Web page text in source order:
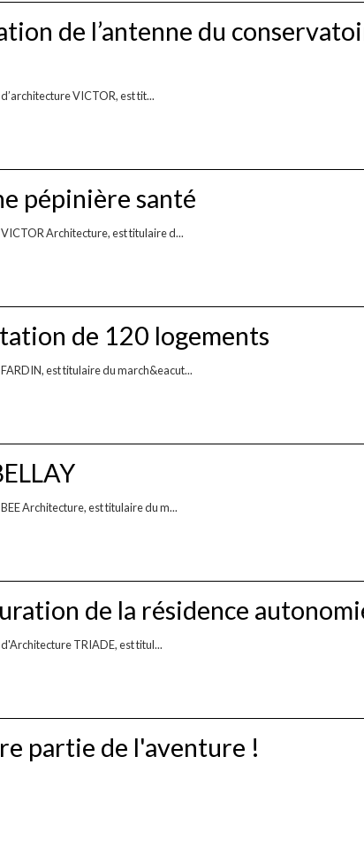
de l’antenne du
VICTOR, est tit...
pépinière santé
Architecture, est titulaire d...
de 120 logements
est titulaire du march&eacut...
Architecture, est titulaire du m...
de la résidence
TRIADE, est titul...
partie de l'aventure !